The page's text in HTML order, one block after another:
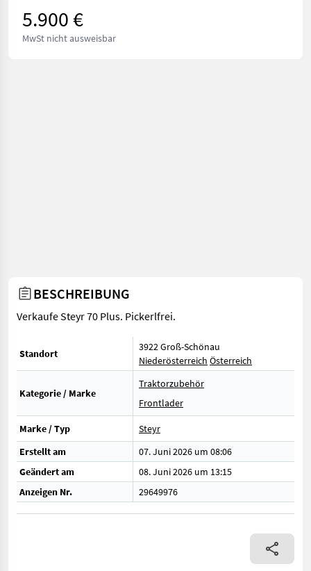
5.900 €
MwSt nicht ausweisbar
BESCHREIBUNG
Verkaufe Steyr 70 Plus. Pickerlfrei.
Standort
3922 Groß-Schönau
Niederösterreich Österreich
Kategorie / Marke
Traktorzubehör
Frontlader
Marke / Typ
Steyr
Erstellt am
07. Juni 2026 um 08:06
Geändert am
08. Juni 2026 um 13:15
Anzeigen Nr.
29649976